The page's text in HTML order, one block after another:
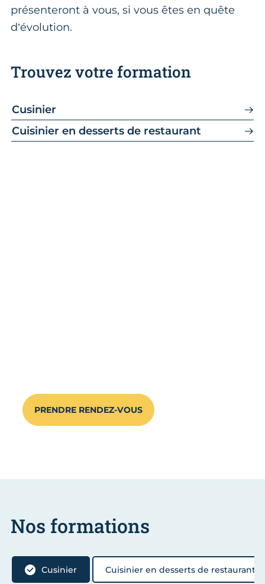
présenteront à vous, si vous êtes en quête
d’évolution.
Trouvez votre formation
Cusinier
Cuisinier en desserts de restaurant
PRENDRE RENDEZ-VOUS
Nos formations
Cusinier Cuisinier en desserts de restaurant